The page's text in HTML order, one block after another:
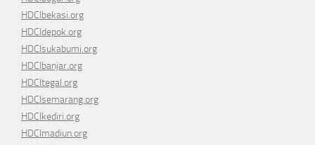
HDCIbekasi.org
HDCIdepok.org
HDCIsukabumi.org
HDCIbanjar.org
HDCItegal.org
HDCIsemarang.org
HDCIkediri.org
HDCImadiun.org